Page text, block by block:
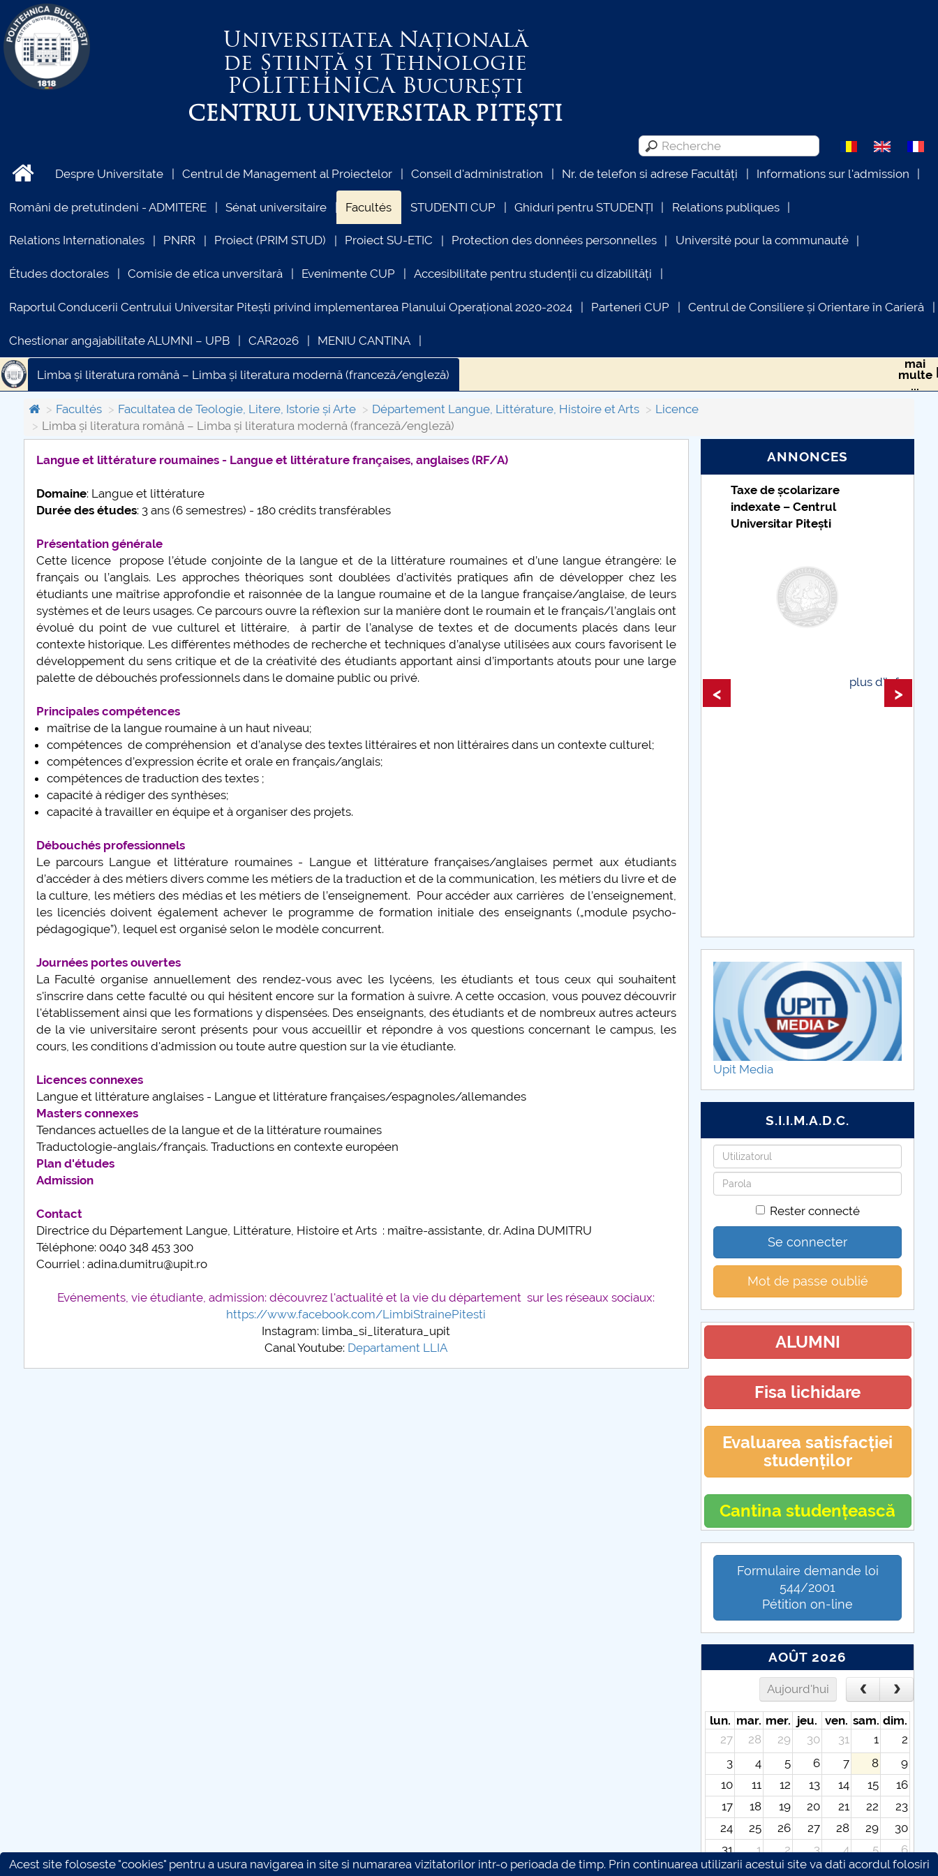
Universitatea Națională
de Știință și Tehnologie
POLITEHNICABucurești
CENTRUL UNIVERSITAR PITEȘTI
Despre Universitate Centrul de Management al Proiectelor Conseil d'administration Nr. de telefon si adrese Facultăți Informations sur l'admission
Români de pretutindeni - ADMITERE Sénat universitaire Facultés STUDENTI CUP Ghiduri pentru STUDENȚI Relations publiques
Relations Internationales PNRR Proiect (PRIM STUD) Proiect SU-ETIC Protection des données personnelles Université pour la communauté
Études doctorales Comisie de etica unversitară Evenimente CUP Accesibilitate pentru studenții cu dizabilități
Raportul Conducerii Centrului Universitar Pitești privind implementarea Planului Operațional 2020-2024 Parteneri CUP Centrul de Consiliere și Orientare în Carieră
Chestionar angajabilitate ALUMNI – UPB CAR2026 MENIU CANTINA
Limba și literatura română – Limba și literatura modernă (franceză/engleză)
Limba și literatura engleză – Limba și literatura modernă (franceză/spaniolă/germană) Histoire Musique Arts du spectacle
mai
multe
...
Facultés
Facultatea de Teologie, Litere, Istorie și Arte Département Langue, Littérature, Histoire et Arts
Licence
Limba și literatura română – Limba și literatura modernă (franceză/engleză)
Langue et littérature roumaines - Langue et littérature françaises, anglaises (RF/A)
Domaine: Langue et littérature
Durée des études: 3 ans (6 semestres) - 180 crédits transférables
Présentation générale
Cette licence propose l’étude conjointe de la langue et de la littérature roumaines et d’une langue étrangère: le
français ou l’anglais. Les approches théoriques sont doublées d’activités pratiques afin de développer chez les
étudiants une maîtrise approfondie et raisonnée de la langue roumaine et de la langue française/anglaise, de leurs
systèmes et de leurs usages. Ce parcours ouvre la réflexion sur la manière dont le roumain et le français/l’anglais ont
évolué du point de vue culturel et littéraire, à partir de l’analyse de textes et de documents placés dans leur
contexte historique. Les différentes méthodes de recherche et techniques d’analyse utilisées aux cours favorisent le
développement du sens critique et de la créativité des étudiants apportant ainsi d’importants atouts pour une large
palette de débouchés professionnels dans le domaine public ou privé.
Principales compétences
maîtrise de la langue roumaine à un haut niveau;
compétences de compréhension et d’analyse des textes littéraires et non littéraires dans un contexte culturel;
compétences d’expression écrite et orale en français/anglais;
compétences de traduction des textes ;
capacité à rédiger des synthèses;
capacité à travailler en équipe et à organiser des projets.
Débouchés professionnels
Le parcours Langue et littérature roumaines - Langue et littérature françaises/anglaises permet aux étudiants
d’accéder à des métiers divers comme les métiers de la traduction et de la communication, les métiers du livre et de
la culture, les métiers des médias et les métiers de l’enseignement. Pour accéder aux carrières de l’enseignement,
les licenciés doivent également achever le programme de formation initiale des enseignants („module psycho-
pédagogique”), lequel est organisé selon le modèle concurrent.
Journées portes ouvertes
La Faculté organise annuellement des rendez-vous avec les lycéens, les étudiants et tous ceux qui souhaitent
s'inscrire dans cette faculté ou qui hésitent encore sur la formation à suivre. A cette occasion, vous pouvez découvrir
l'établissement ainsi que les formations y dispensées. Des enseignants, des étudiants et de nombreux autres acteurs
de la vie universitaire seront présents pour vous accueillir et répondre à vos questions concernant le campus, les
cours, les conditions d'admission ou toute autre question sur la vie étudiante.
Licences connexes
Langue et littérature anglaises - Langue et littérature françaises/espagnoles/allemandes
Masters connexes
Tendances actuelles de la langue et de la littérature roumaines
Traductologie-anglais/français. Traductions en contexte européen
Plan d'études
Admission
Contact
Directrice du Département Langue, Littérature, Histoire et Arts : maître-assistante, dr. Adina DUMITRU
Téléphone: 0040 348 453 300
Courriel : adina.dumitru@upit.ro
Evénements, vie étudiante, admission: découvrez l'actualité et la vie du département sur les réseaux sociaux:
https://www.facebook.com/LimbiStrainePitesti
Instagram: limba_si_literatura_upit
Canal Youtube: Departament LLIA
ANNONCES
COMUNICAT DE PRESA
PRIMSTUD 26.03.2026
plus d'info...
plus d'info... plus d'info...
Taxe de școlarizare
indexate – Centrul
Universitar Pitești
plus d'info...
< >
Upit Media
S.I.I.M.A.D.C.
Identifiant
Mot
de
Rester connecté
Se connecter
Mot de passe oublié
ALUMNI
Fisa lichidare
Evaluarea satisfacției
studenților
Cantina studențească
Formulaire demande loi
544/2001
Pétition on-line
AOÛT 2026
Aujourd'hui
lun. mar. mer. jeu. ven. sam. dim.
27
28 29 30 31 1
2
3
4 5 6 7 8
9
10
11 12 13 14 15
16
17
18 19 20 21 22
23
24
25 26 27 28 29
30
31
1 2 3 4 5
6
Acest site foloseste "cookies" pentru a usura navigarea in site si numararea vizitatorilor intr-o perioada de timp. Prin continuarea utilizarii acestui site va dati acordul folosiri